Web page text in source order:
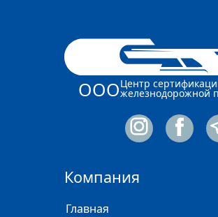
ОООЦентр
железнодорожной
Компания
Главная